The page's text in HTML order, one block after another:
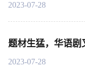
2023-07-28
题材生猛，华语剧
2023-07-28